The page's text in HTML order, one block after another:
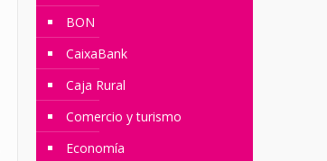
BON
CaixaBank
Caja Rural
Comercio y turismo
Economía